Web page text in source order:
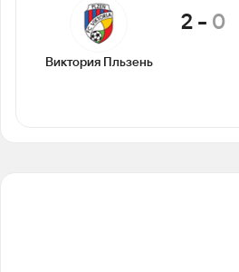
Виктория Пльзень
2 - 0